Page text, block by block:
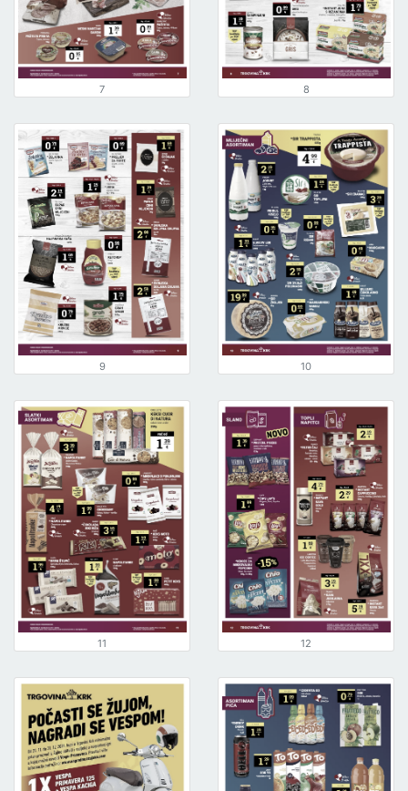
7 8
9 10
11 12